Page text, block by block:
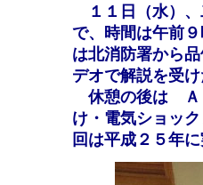
１１日（水）、
で、時間は午前
は北消防署から
デオで解説を受
休憩の後は Ａ
け・電気ショッ
回は平成２５年